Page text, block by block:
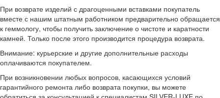
При возврате изделий с драгоценными вставками покупатель
вместе с нашим штатным работником предварительно обращается
к геммологу, чтобы получить заключение о чистоте и каратности
камней. Только после этого производится процедура возврата.
Внимание: курьерские и другие дополнительные расходы
оплачиваются покупателем.
При возникновении любых вопросов, касающихся условий
гарантийного ремонта либо возврата покупки, вы можете